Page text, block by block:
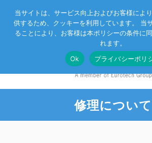
Eurotechグループ お客様サポート
修理について
当サイトは、サービス向上およびお客様によ
供するため、クッキーを利用しています。 当
ることにより、お客様は本ポリシーの条件に
れます。
Ok
プライバシーポリ